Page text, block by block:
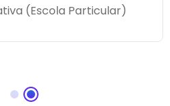
(Escola Particular)